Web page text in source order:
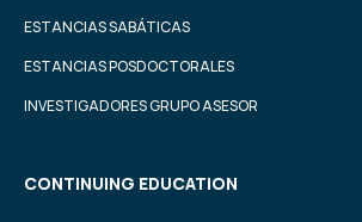
ESTANCIAS SABÁTICAS
ESTANCIAS POSDOCTORALES
INVESTIGADORES GRUPO ASESOR
CONTINUING EDUCATION